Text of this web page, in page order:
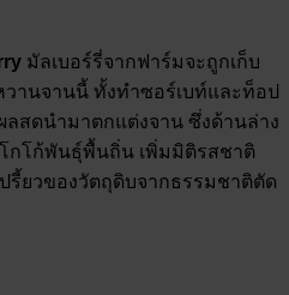
มัลเบอร์รี่จากฟาร์มจะถูกเก็บ
านจานนี้ ทั้งทำซอร์เบท์และท็อป
สดนำมาตกแต่งจาน ซึ่งด้านล่าง
กโก้พันธุ์พื้นถิ่น เพิ่มมิติรสชาติ
รี้ยวของวัตถุดิบจากธรรมชาติตัด